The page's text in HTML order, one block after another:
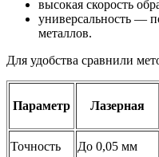
высокая скорость
универсальность —
металлов.
Для удобства сравнили
Параметр Лазерная
Точность
До 0,05 мм